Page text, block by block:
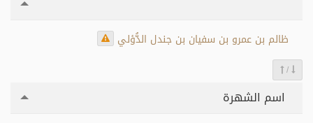
ظالم بن عمرو بن سفيان بن جندل الدُّؤلي
/
اسم الشهرة